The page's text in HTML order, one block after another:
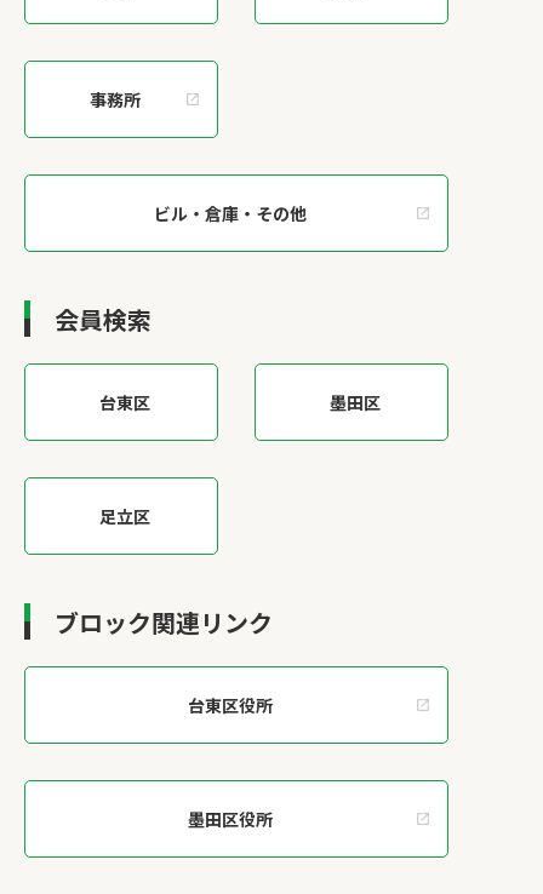
事務所
ビル・倉庫・その他
会員検索
台東区 墨田区
足立区
ブロック関連リンク
台東区役所
墨田区役所